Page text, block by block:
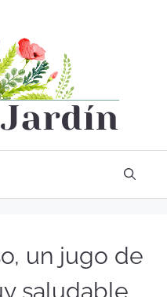
un jugo de
saludable